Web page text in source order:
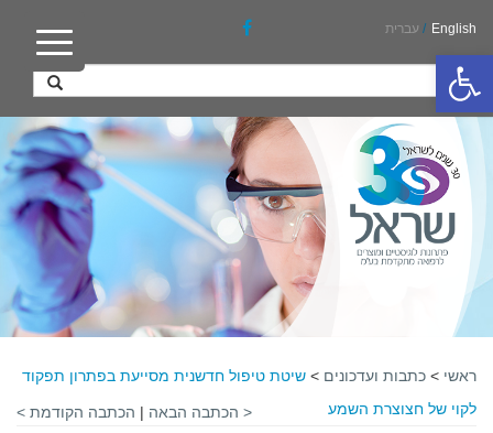
פתח סרגל נגישות
English
/ עברית
ראשי > כתבות ועדכונים > שיטת טיפול חדשנית מסייעת בפתרון תפקוד
לקוי של חצוצרת השמע
< הכתבה הבאה | הכתבה הקודמת >